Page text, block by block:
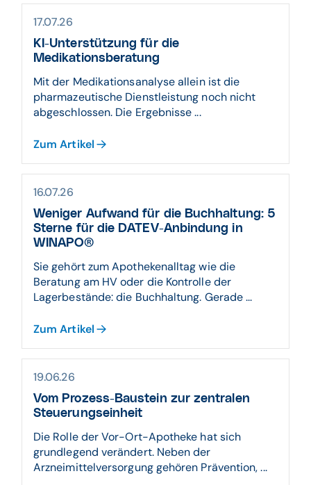
17.07.26
KI-Unterstützung für die
Medikationsberatung
Mit der Medikationsanalyse allein ist die
pharmazeutische Dienstleistung noch nicht
abgeschlossen. Die Ergebnisse ...
Zum Artikel
16.07.26
Weniger Aufwand für die Buchhaltung: 5
Sterne für die DATEV-Anbindung in
WINAPO®
Sie gehört zum Apothekenalltag wie die
Beratung am HV oder die Kontrolle der
Lagerbestände: die Buchhaltung. Gerade ...
Zum Artikel
19.06.26
Vom Prozess-Baustein zur zentralen
Steuerungseinheit
Die Rolle der Vor-Ort-Apotheke hat sich
grundlegend verändert. Neben der
Arzneimittelversorgung gehören Prävention, ...